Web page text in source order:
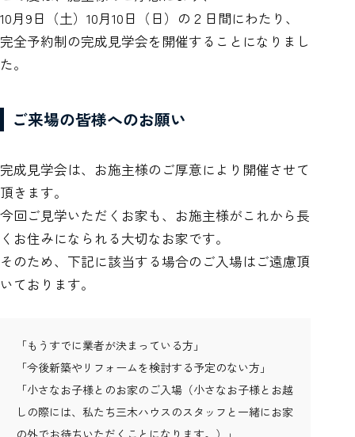
10月9日（土）10月10日（日）の２日間にわたり、
完全予約制の完成見学会を開催することになりまし
た。
ご来場の皆様へのお願い
完成見学会は、お施主様のご厚意により開催させて
頂きます。
今回ご見学いただくお家も、お施主様がこれから長
くお住みになられる大切なお家です。
そのため、下記に該当する場合のご入場はご遠慮頂
いております。
「もうすでに業者が決まっている方」
「今後新築やリフォームを検討する予定のない方」
「小さなお子様とのお家のご入場（小さなお子様とお越
しの際には、私たち三木ハウスのスタッフと一緒にお家
の外でお待ちいただくことになります。）」